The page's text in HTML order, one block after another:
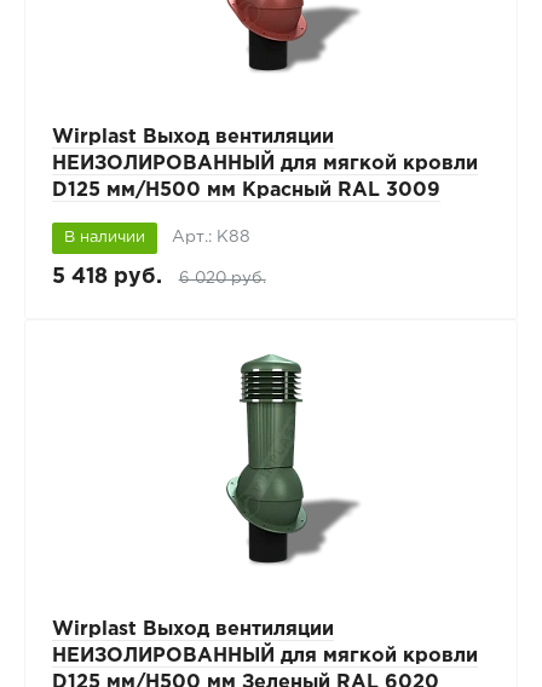
Wirplast Выход вентиляции
НЕИЗОЛИРОВАННЫЙ для мягкой кровли
D125 мм/H500 мм Красный RAL 3009
В наличии Арт.: К88
5 418 руб. 6 020 руб.
Wirplast Выход вентиляции
НЕИЗОЛИРОВАННЫЙ для мягкой кровли
D125 мм/H500 мм Зеленый RAL 6020